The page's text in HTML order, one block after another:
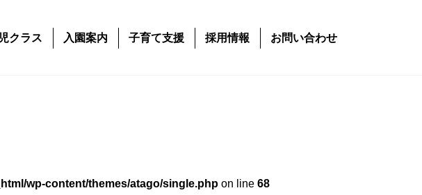
クラス 入園案内 子育て支援 採用情報 お問い合わせ
wp-content/themes/atago/single.php on line 68